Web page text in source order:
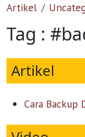
Artikel
Tag :
Artikel
Cara Backup